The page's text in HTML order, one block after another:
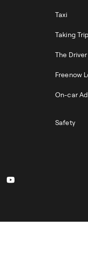
Taxi
Taking
The
Freenow
On-car
Safety